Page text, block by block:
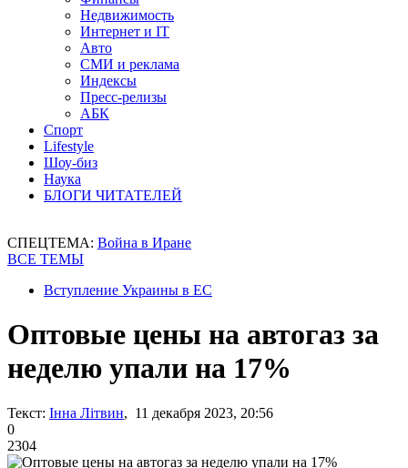
Недвижимость
Интернет и IT
Авто
СМИ и реклама
Индексы
Пресс-релизы
АБК
Спорт
Lifestyle
Шоу-биз
Наука
БЛОГИ ЧИТАТЕЛЕЙ
СПЕЦТЕМА: Война в Иране
ВСЕ ТЕМЫ
Вступление Украины в ЕС
Оптовые цены на автогаз за
неделю упали на 17%
Текст: Інна Літвин, 11 декабря 2023, 20:56
0
2304